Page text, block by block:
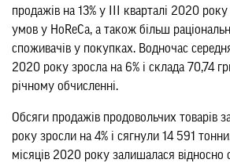
продажів на 13% у ІІІ кварталі 2020
умов у HoReCa, а також більш
споживачів у покупках. Водночас
2020 року зросла на 6% і склада 70,74
річному обчисленні.
Обсяги продажів продовольчих товарів
року зросли на 4% і сягнули 14 591
місяців 2020 року залишалася відносно